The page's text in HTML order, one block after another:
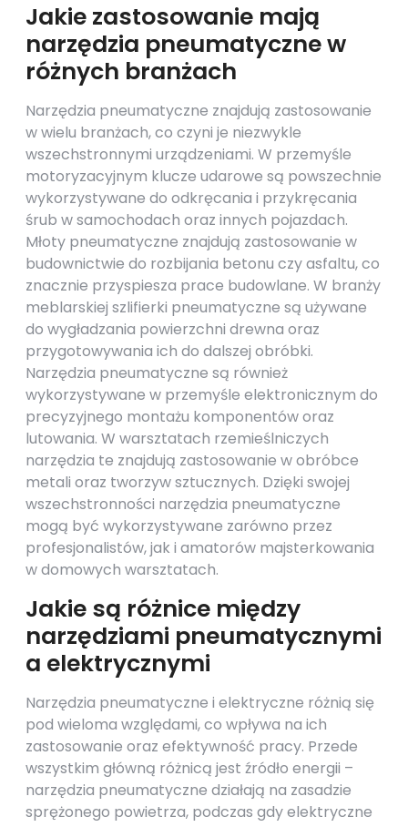
Jakie zastosowanie mają
narzędzia pneumatyczne w
różnych branżach
Narzędzia pneumatyczne znajdują zastosowanie
w wielu branżach, co czyni je niezwykle
wszechstronnymi urządzeniami. W przemyśle
motoryzacyjnym klucze udarowe są powszechnie
wykorzystywane do odkręcania i przykręcania
śrub w samochodach oraz innych pojazdach.
Młoty pneumatyczne znajdują zastosowanie w
budownictwie do rozbijania betonu czy asfaltu, co
znacznie przyspiesza prace budowlane. W branży
meblarskiej szlifierki pneumatyczne są używane
do wygładzania powierzchni drewna oraz
przygotowywania ich do dalszej obróbki.
Narzędzia pneumatyczne są również
wykorzystywane w przemyśle elektronicznym do
precyzyjnego montażu komponentów oraz
lutowania. W warsztatach rzemieślniczych
narzędzia te znajdują zastosowanie w obróbce
metali oraz tworzyw sztucznych. Dzięki swojej
wszechstronności narzędzia pneumatyczne
mogą być wykorzystywane zarówno przez
profesjonalistów, jak i amatorów majsterkowania
w domowych warsztatach.
Jakie są różnice między
narzędziami pneumatycznymi
a elektrycznymi
Narzędzia pneumatyczne i elektryczne różnią się
pod wieloma względami, co wpływa na ich
zastosowanie oraz efektywność pracy. Przede
wszystkim główną różnicą jest źródło energii –
narzędzia pneumatyczne działają na zasadzie
sprężonego powietrza, podczas gdy elektryczne